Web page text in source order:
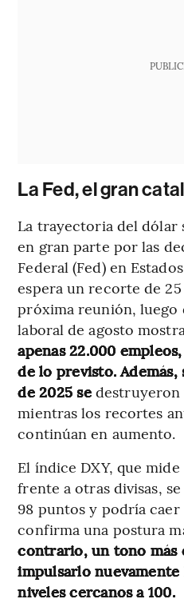
La Fed, el gran
La trayectoria del dólar
en gran parte por las
Federal (Fed) en
espera un recorte de
próxima reunión, luego
laboral de agosto
apenas 22.000
de lo previsto.
de 2025 sedestruyeron
mientras los recortes
continúan en aumento.
El índice DXY, que
frente a otras divisas,
98 puntos y podría caer
confirma una postura
contrario, un tono más
impulsarlo nuevamente
niveles cercanos a 100.